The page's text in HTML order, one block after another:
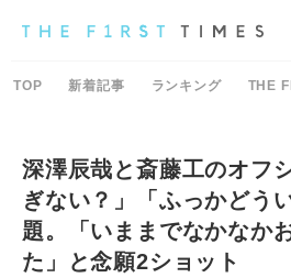
TOP 新着記事 ランキング THE
深澤辰哉と斎藤工のオフ
ぎない？」「ふっかどう
題。「いままでなかなか
た」と念願2ショット